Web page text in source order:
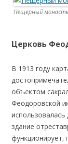
Пещерный
Церковь
В 1913 году
объектом
Феодоровской
использовалась
здание
функционирует,